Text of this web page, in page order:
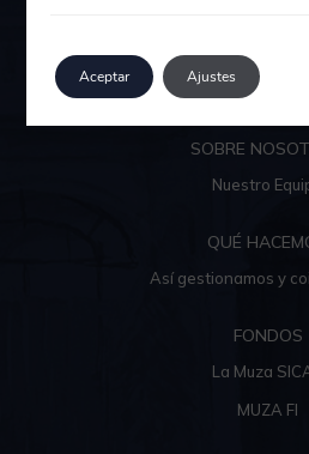
Área de
SOBRE
Nuestro
QUÉ
Así gestionamos y
FONDOS
La Muza
MUZA FI
Aceptar Ajustes